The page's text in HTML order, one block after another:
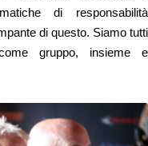
di responsabilità
di questo. Siamo tutti
gruppo, insieme e